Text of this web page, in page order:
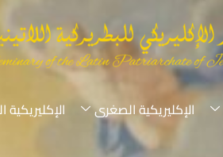
الإكليريكية الصغرى الإكليريكية